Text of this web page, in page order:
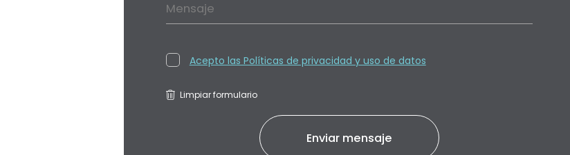
Mensaje
Acepto las Políticas de privacidad y uso de datos
Limpiar formulario